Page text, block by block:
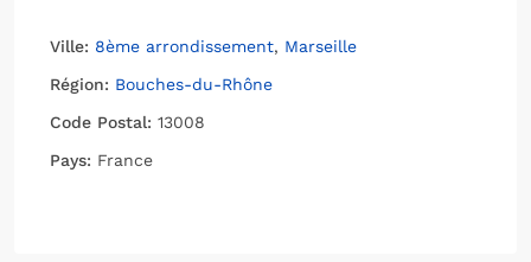
Ville: 8ème arrondissement, Marseille
Région: Bouches-du-Rhône
Code Postal: 13008
Pays: France